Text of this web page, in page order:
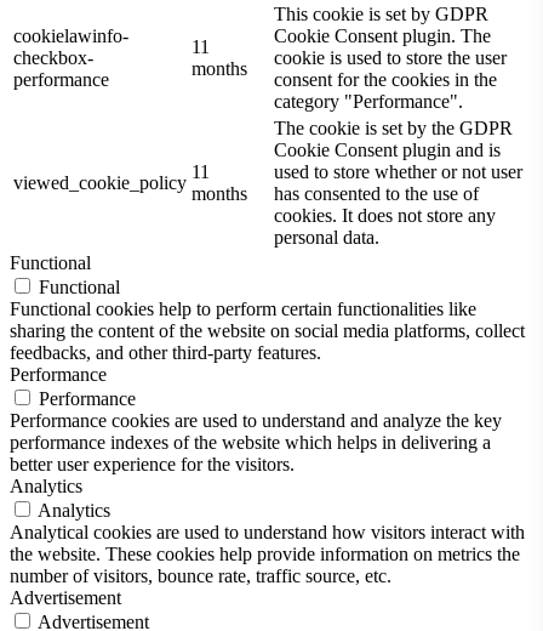
cookielawinfo-
checkbox-
performance
11
months
This cookie is set by GDPR
Cookie Consent plugin. The
cookie is used to store the user
consent for the cookies in the
category "Performance".
viewed_cookie_policy
11
months
The cookie is set by the GDPR
Cookie Consent plugin and is
used to store whether or not user
has consented to the use of
cookies. It does not store any
personal data.
Functional
Functional
Functional cookies help to perform certain functionalities like
sharing the content of the website on social media platforms, collect
feedbacks, and other third-party features.
Performance
Performance
Performance cookies are used to understand and analyze the key
performance indexes of the website which helps in delivering a
better user experience for the visitors.
Analytics
Analytics
Analytical cookies are used to understand how visitors interact with
the website. These cookies help provide information on metrics the
number of visitors, bounce rate, traffic source, etc.
Advertisement
Advertisement